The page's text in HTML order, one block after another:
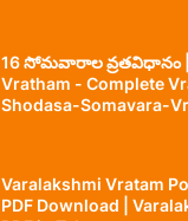
16 సోమవారాల వ్రతవిధానం |
Vratham - Complete
Shodasa-Somavara-
Varalakshmi Vratam
PDF Download |